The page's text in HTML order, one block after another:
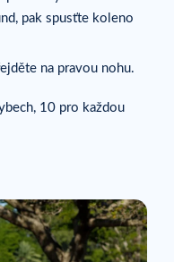
pak spusťte koleno
na pravou nohu.
10 pro každou